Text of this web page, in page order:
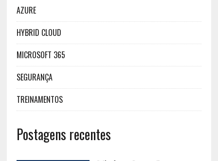
AZURE
HYBRID CLOUD
MICROSOFT 365
SEGURANÇA
TREINAMENTOS
Postagens recentes